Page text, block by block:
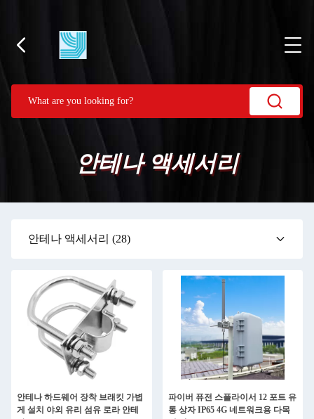
안테나 액세서리
안테나 액세서리 (28)
안테나 하드웨어 장착 브래킷 가볍
게 설치 야외 유리 섬유 로라 안테
파이버 퓨전 스플라이서 12 포트 유
통 상자 IP65 4G 네트워크용 다목